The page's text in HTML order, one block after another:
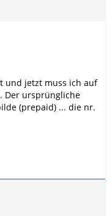
und jetzt muss ich auf
Der ursprüngliche
(prepaid) ... die nr.